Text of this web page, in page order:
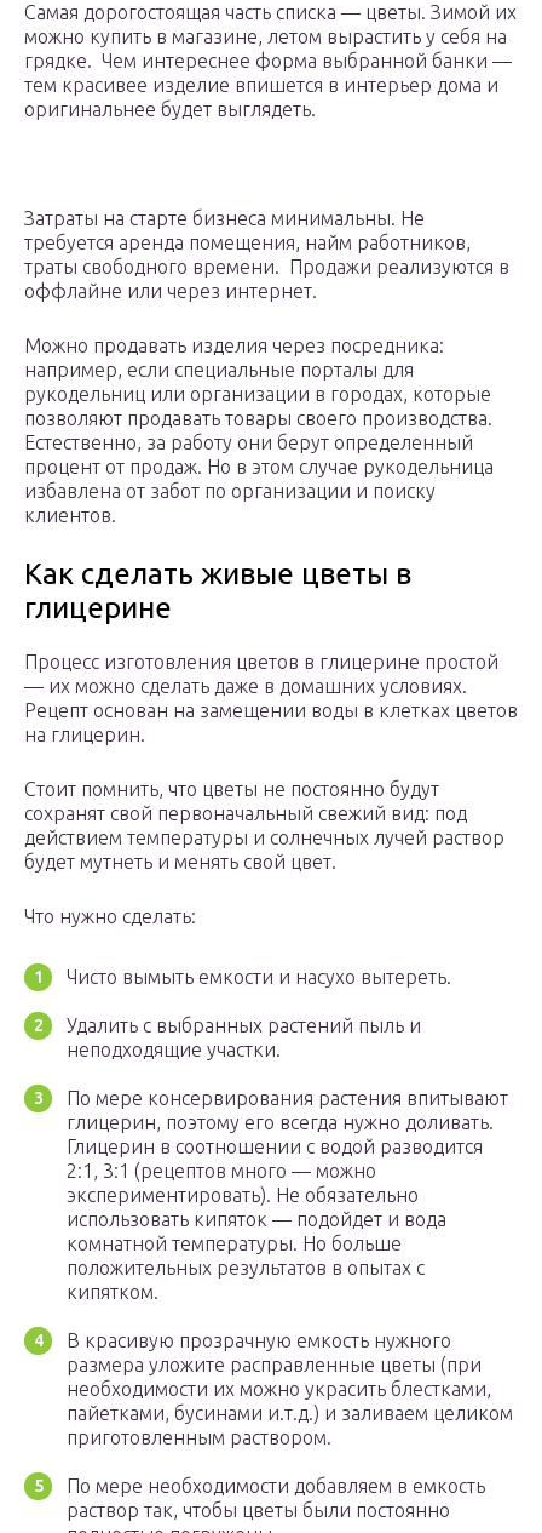
Самая дорогостоящая часть списка — цветы. Зимой их
можно купить в магазине, летом вырастить у себя на
грядке. Чем интереснее форма выбранной банки —
тем красивее изделие впишется в интерьер дома и
оригинальнее будет выглядеть.
Затраты на старте бизнеса минимальны. Не
требуется аренда помещения, найм работников,
траты свободного времени. Продажи реализуются в
оффлайне или через интернет.
Можно продавать изделия через посредника:
например, если специальные порталы для
рукодельниц или организации в городах, которые
позволяют продавать товары своего производства.
Естественно, за работу они берут определенный
процент от продаж. Но в этом случае рукодельница
избавлена от забот по организации и поиску
клиентов.
Как сделать живые цветы в
глицерине
Процесс изготовления цветов в глицерине простой
— их можно сделать даже в домашних условиях.
Рецепт основан на замещении воды в клетках цветов
на глицерин.
Стоит помнить, что цветы не постоянно будут
сохранят свой первоначальный свежий вид: под
действием температуры и солнечных лучей раствор
будет мутнеть и менять свой цвет.
Что нужно сделать:
Чисто вымыть емкости и насухо вытереть.
Удалить с выбранных растений пыль и
неподходящие участки.
По мере консервирования растения впитывают
глицерин, поэтому его всегда нужно доливать.
Глицерин в соотношении с водой разводится
2:1, 3:1 (рецептов много — можно
экспериментировать). Не обязательно
использовать кипяток — подойдет и вода
комнатной температуры. Но больше
положительных результатов в опытах с
кипятком.
В красивую прозрачную емкость нужного
размера уложите расправленные цветы (при
необходимости их можно украсить блестками,
пайетками, бусинами и.т.д.) и заливаем целиком
приготовленным раствором.
По мере необходимости добавляем в емкость
раствор так, чтобы цветы были постоянно